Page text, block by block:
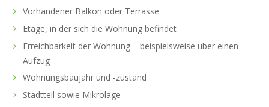
Vorhandener Balkon oder Terrasse
Etage, in der sich die Wohnung befindet
Erreichbarkeit der Wohnung – beispielsweise über einen
Aufzug
Wohnungsbaujahr und -zustand
Stadtteil sowie Mikrolage